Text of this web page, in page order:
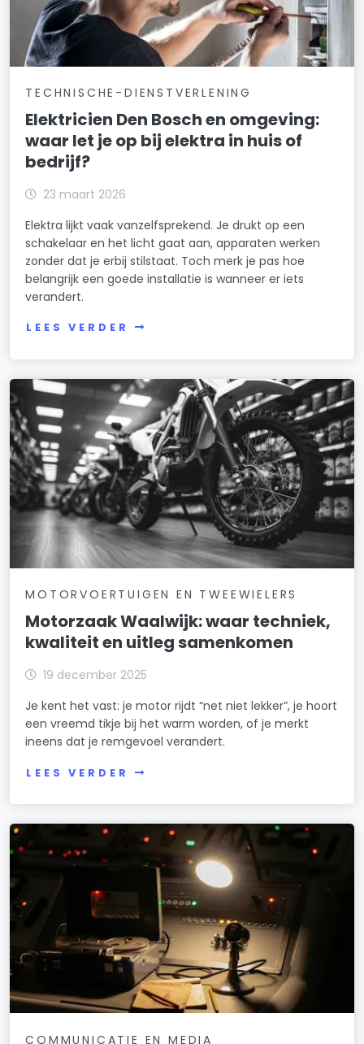
TECHNISCHE-DIENSTVERLENING
Elektricien Den Bosch en omgeving:
waar let je op bij elektra in huis of
bedrijf?
23 maart 2026
Elektra lijkt vaak vanzelfsprekend. Je drukt op een
schakelaar en het licht gaat aan, apparaten werken
zonder dat je erbij stilstaat. Toch merk je pas hoe
belangrijk een goede installatie is wanneer er iets
verandert.
LEES VERDER
MOTORVOERTUIGEN EN TWEEWIELERS
Motorzaak Waalwijk: waar techniek,
kwaliteit en uitleg samenkomen
19 december 2025
Je kent het vast: je motor rijdt “net niet lekker”, je hoort
een vreemd tikje bij het warm worden, of je merkt
ineens dat je remgevoel verandert.
LEES VERDER
COMMUNICATIE EN MEDIA